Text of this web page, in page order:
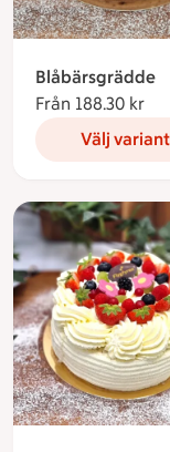
Blåbärsgrädde
Från 188.30 kr
Välj variant